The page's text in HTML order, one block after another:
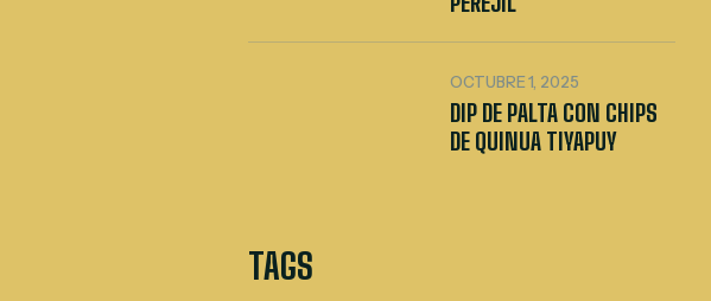
OCTUBRE 1, 2025
DIP DE PALTA CON CHIPS
DE QUINUA TIYAPUY
TAGS